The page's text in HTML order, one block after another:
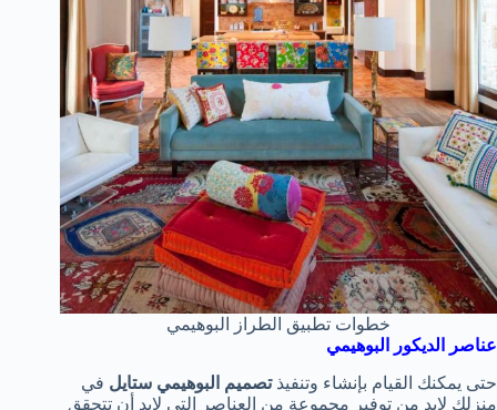
خطوات تطبيق الطراز البوهيمي
عناصر الديكور البوهيمي
حتى يمكنك القيام بإنشاء وتنفيذتصميم البوهيمي ستايل في
منزلك لابد من توفير مجموعة من العناصر التي لابد أن تتحقق